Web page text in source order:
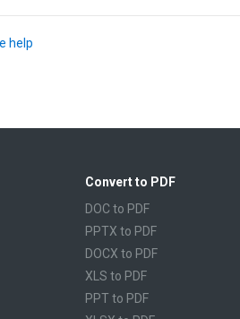
help
Convert to PDF
DOC to PDF
PPTX to PDF
DOCX to PDF
XLS to PDF
PPT to PDF